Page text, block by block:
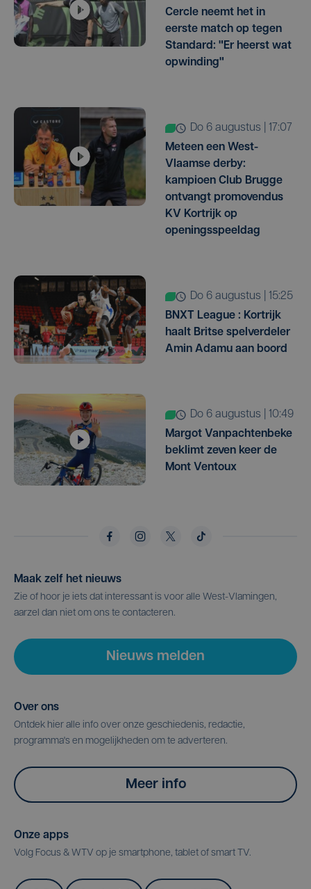
Cercle neemt het in
eerste match op tegen
Standard: "Er heerst wat
opwinding"
do 6 augustus | 17:07
Meteen een West-
Vlaamse derby:
kampioen Club Brugge
ontvangt promovendus
KV Kortrijk op
openingsspeeldag
do 6 augustus | 15:25
BNXT League : Kortrijk
haalt Britse spelverdeler
Amin Adamu aan boord
do 6 augustus | 10:49
Margot Vanpachtenbeke
beklimt zeven keer de
Mont Ventoux
Maak zelf het nieuws
Zie of hoor je iets dat interessant is voor alle West-Vlamingen,
aarzel dan niet om ons te contacteren.
Nieuws melden
Over ons
Ontdek hier alle info over onze geschiedenis, redactie,
programma's en mogelijkheden om te adverteren.
Meer info
Onze apps
Volg Focus & WTV op je smartphone, tablet of smart TV.